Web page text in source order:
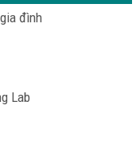
đình
Lab